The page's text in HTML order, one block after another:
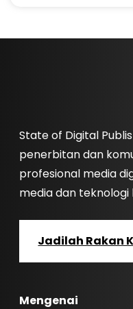
State of Digital
penerbitan dan
profesional media
media dan teknologi
Jadilah Rakan
Mengenai